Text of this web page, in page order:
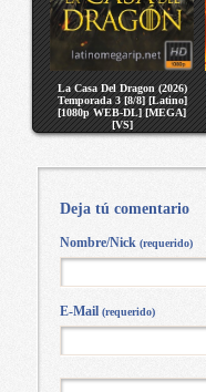
La Casa Del Dragon (2026)
Temporada 3 [8/8] [Latino]
[1080p WEB-DL] [MEGA]
[VS]
Deja tú comentario
Nombre/Nick (requerido)
E-Mail (requerido)